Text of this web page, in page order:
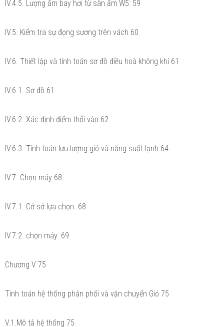
IV.4.5. Lượng ẩm bay hơi từ sàn ẩm W5: 59
IV.5. Kiểm tra sự đọng sương trên vách 60
IV.6. Thiết lập và tính toán sơ đồ điều hoà không khí 61
IV.6.1. Sơ đồ 61
IV.6.2. Xác định điểm thổi vào 62
IV.6.3. Tính toán lưu lượng gió và năng suất lạnh 64
IV.7. Chọn máy 68
IV.7.1. Cở sở lựa chọn. 68
IV.7.2. chọn máy. 69
Chương V 75
Tính toán hệ thống phân phối và vận chuyển Gió 75
V.1.Mô tả hệ thống 75